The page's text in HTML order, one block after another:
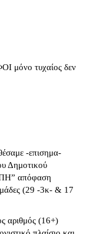
μόνο τυχαίος δεν
-επισημα-
Δημοτικού
απόφαση
(29 -3κ- & 17
αριθμός (16+)